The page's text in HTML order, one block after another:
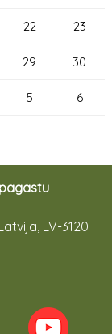
22 23
29 30
5 6
LV-3120